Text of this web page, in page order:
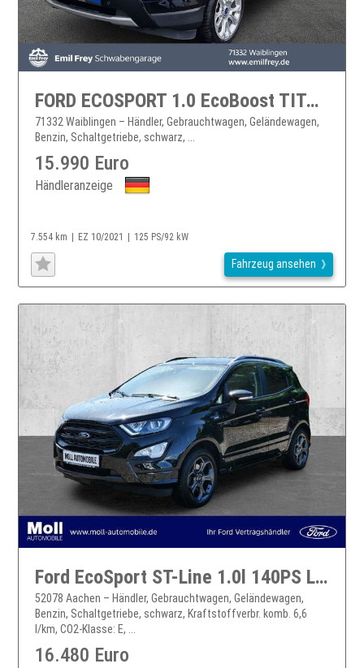
FORD ECOSPORT 1.0 EcoBoost TITANIUM *TWA/RFK/B&O* EcoSport
71332 Waiblingen – Händler, Gebrauchtwagen, Geländewagen,
Benzin, Schaltgetriebe, schwarz, ...
15.990 Euro
Händleranzeige
7.554 km EZ 10/2021 125 PS/92 kW
Fahrzeug ansehen
Ford EcoSport ST-Line 1.0l 140PS LED Allwetter Navi Winter Sound
52078 Aachen – Händler, Gebrauchtwagen, Geländewagen,
Benzin, Schaltgetriebe, schwarz, Kraftstoffverbr. komb. 6,6
l/km, CO2-Klasse: E, ...
16.480 Euro